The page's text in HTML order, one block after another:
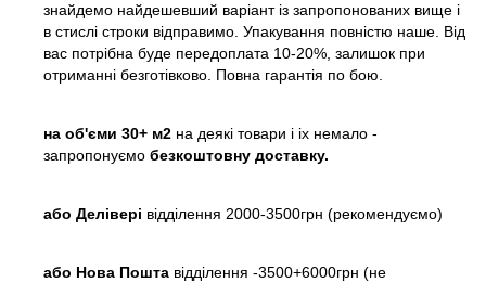
знайдемо найдешевший варіант із запропонованих вище і
в стислі строки відправимо. Упакування повністю наше. Від
вас потрібна буде передоплата 10-20%, залишок при
отриманні безготівково. Повна гарантія по бою.
на об'єми 30+ м2 на деякі товари і іх немало -
запропонуємо безкоштовну доставку.
або Делівері відділення 2000-3500грн (рекомендуємо)
або Нова Пошта відділення -3500+6000грн (не